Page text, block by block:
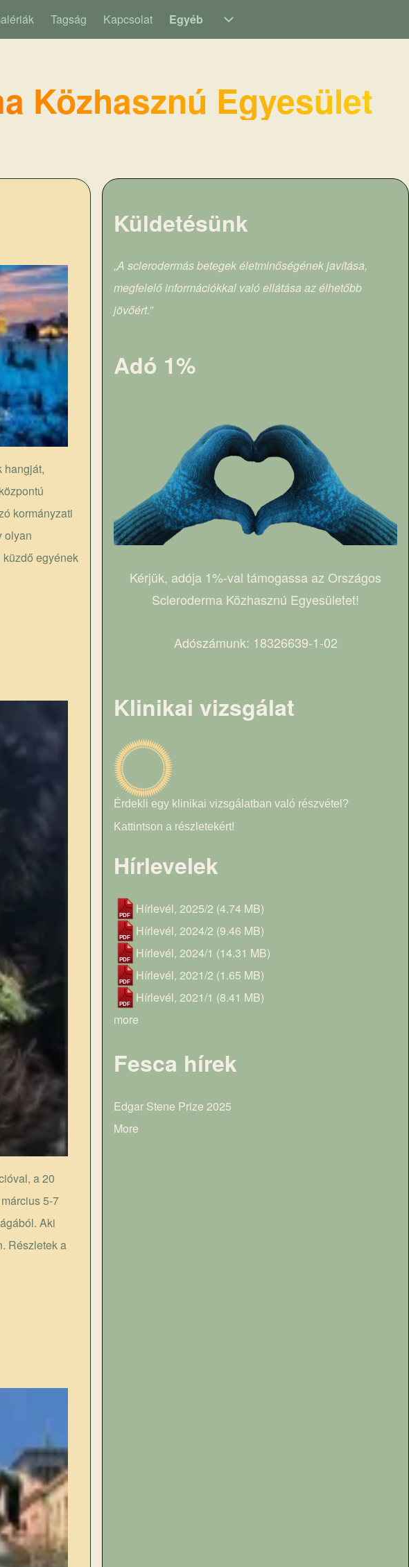
sub-navigation
Tagság Kapcsolat Egyéb
Közhasznú Egyesület
hangját,
kormányzati
olyan
egyének
a 20
5-7
Aki
Részletek a
Küldetésünk
„A sclerodermás betegek életminőségének javítása,
megfelelő információkkal való ellátása az élhetőbb
jövőért.”
Adó 1%
Kérjük, adója 1%-val támogassa az Országos
Scleroderma Közhasznú Egyesületet!
Adószámunk: 18326639-1-02
Klinikai vizsgálat
Érdekli egy klinikai vizsgálatban való részvétel?
Kattintson a részletekért!
Hírlevelek
Hírlevél, 2025/2 (4.74 MB)
Hírlevél, 2024/2 (9.46 MB)
Hírlevél, 2024/1 (14.31 MB)
Hírlevél, 2021/2 (1.65 MB)
Hírlevél, 2021/1 (8.41 MB)
more
Fesca hírek
Edgar Stene Prize 2025
More